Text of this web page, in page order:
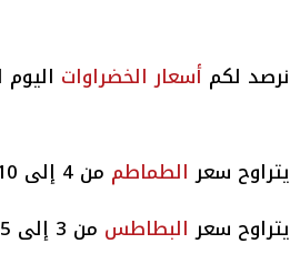
نرصد لكم أسعار الخضراوات اليوم الاثنين 2/6/
يتراوح سعر الطماطم من 4 إلى 10 جنيهات.
يتراوح سعر البطاطس من 3 إلى 6.5